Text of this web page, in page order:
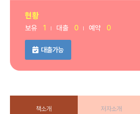
현황
보유 1 대출 0 예약 0
대출가능
책소개 저자소개